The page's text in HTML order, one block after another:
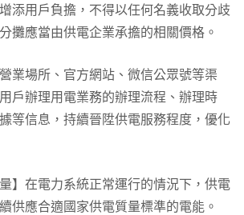
添用戶負擔，不得以任何名義收取分歧
攤應當由供電企業承擔的相關價格。
業場所、官方網站、微信公眾號等渠
戶辦理用電業務的辦理流程、辦理時
等信息，持續晉陞供電服務程度，優化
】在電力系統正常運行的情況下，供電
供應合適國家供電質量標準的電能。